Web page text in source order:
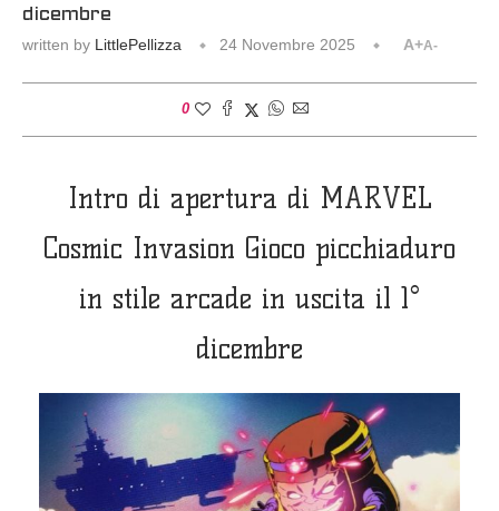
dicembre
written by LittlePellizza 24 Novembre 2025 A+A-
0
Intro di apertura di MARVEL
Cosmic Invasion Gioco picchiaduro
in stile arcade in uscita il 1°
dicembre